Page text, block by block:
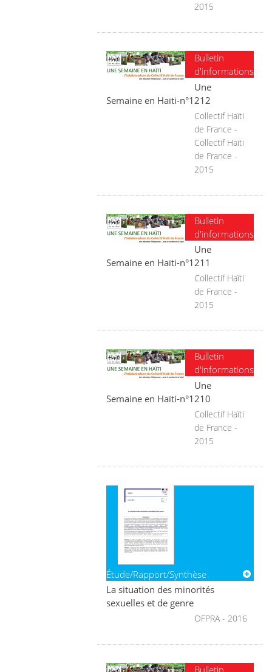
2015
Bulletin
d'informations
Une
Semaine en Haïti-n°1212
Collectif Haïti
de France -
Collectif Haïti
de France -
2015
Bulletin
d'informations
Une
Semaine en Haïti-n°1211
Collectif Haïti
de France -
2015
Bulletin
d'informations
Une
Semaine en Haïti-n°1210
Collectif Haïti
de France -
2015
Étude/Rapport/Synthèse
La situation des minorités
sexuelles et de genre
OFPRA - 2016